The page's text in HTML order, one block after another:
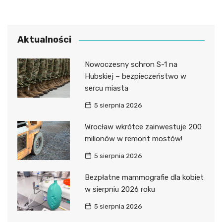
Aktualności
Nowoczesny schron S-1 na
Hubskiej – bezpieczeństwo w
sercu miasta
5 sierpnia 2026
Wrocław wkrótce zainwestuje 200
milionów w remont mostów!
5 sierpnia 2026
Bezpłatne mammografie dla kobiet
w sierpniu 2026 roku
5 sierpnia 2026